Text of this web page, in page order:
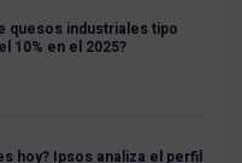
quesos industriales tipo
10% en el 2025?
hoy? Ipsos analiza el perfil